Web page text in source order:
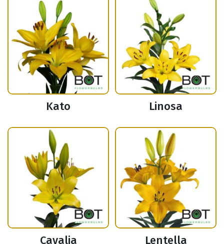
Kato Linosa
Cavalia Lentella